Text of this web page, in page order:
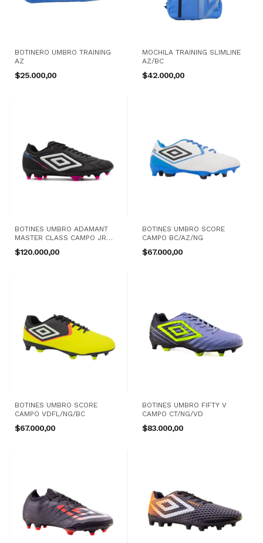
BOTINERO UMBRO TRAINING
AZ
$25.000,00
MOCHILA TRAINING SLIMLINE
AZ/BC
$42.000,00
BOTINES UMBRO ADAMANT
MASTER CLASS CAMPO JR
NG/GR
$120.000,00
BOTINES UMBRO SCORE
CAMPO BC/AZ/NG
$67.000,00
BOTINES UMBRO SCORE
CAMPO VDFL/NG/BC
$67.000,00
BOTINES UMBRO FIFTY V
CAMPO CT/NG/VD
$83.000,00